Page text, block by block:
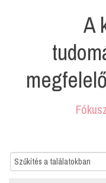
A
Search